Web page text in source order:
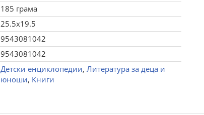
185 грама
25.5x19.5
9543081042
9543081042
Детски енциклопедии, Литература за деца и
юноши, Книги